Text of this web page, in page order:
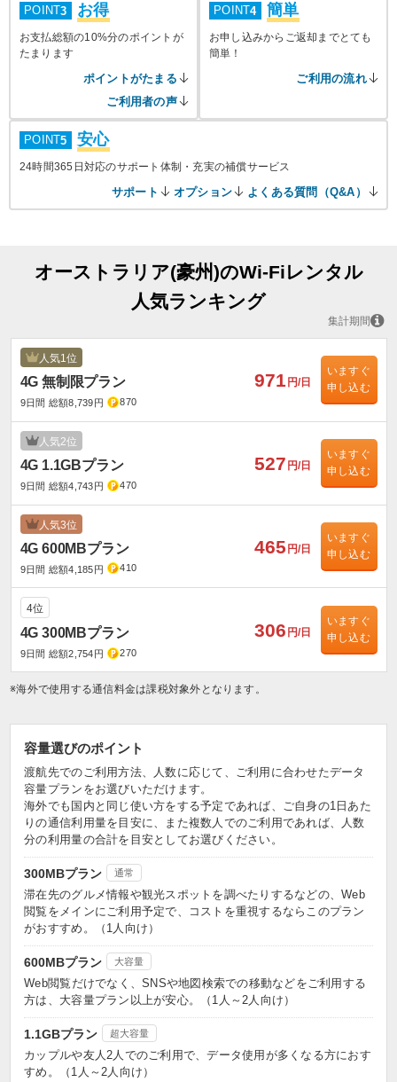
POINT3 お得
お支払総額の10%分のポイントが
たまります
ポイントがたまる
ご利用者の声
POINT4 簡単
お申し込みからご返却までとても
簡単！
ご利用の流れ
POINT5 安心
24時間365日対応のサポート体制・充実の補償サービス
サポート オプション よくある質問（Q&A）
オーストラリア(豪州)のWi-Fiレンタル
人気ランキング
集計期間
人気1位
4G 無制限プラン
9日間 総額8,739円 870
971 円/日
いますぐ
申し込む
人気2位
4G 1.1GBプラン
9日間 総額4,743円 470
527 円/日
いますぐ
申し込む
人気3位
4G 600MBプラン
9日間 総額4,185円 410
465 円/日
いますぐ
申し込む
4位
4G 300MBプラン
9日間 総額2,754円 270
306 円/日
いますぐ
申し込む
※海外で使用する通信料金は課税対象外となります。
容量選びのポイント
渡航先でのご利用方法、人数に応じて、ご利用に合わせたデータ
容量プランをお選びいただけます。
海外でも国内と同じ使い方をする予定であれば、ご自身の1日あた
りの通信利用量を目安に、また複数人でのご利用であれば、人数
分の利用量の合計を目安としてお選びください。
300MBプラン 通常
滞在先のグルメ情報や観光スポットを調べたりするなどの、Web
閲覧をメインにご利用予定で、コストを重視するならこのプラン
がおすすめ。（1人向け）
600MBプラン 大容量
Web閲覧だけでなく、SNSや地図検索での移動などをご利用する
方は、大容量プラン以上が安心。（1人～2人向け）
1.1GBプラン 超大容量
カップルや友人2人でのご利用で、データ使用が多くなる方におす
すめ。（1人～2人向け）